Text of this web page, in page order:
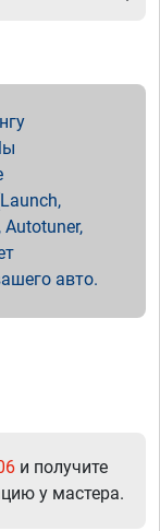
авто.
и получите
у мастера.